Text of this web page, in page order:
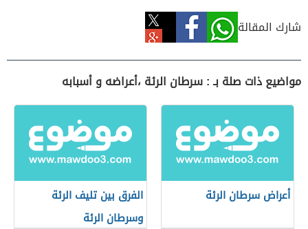
شارك المقالة
مواضيع ذات صلة بـ : سرطان الرئة ،أعراضه و أسبابه
أعراض سرطان الرئة
الفرق بين تليف الرئة
وسرطان الرئة